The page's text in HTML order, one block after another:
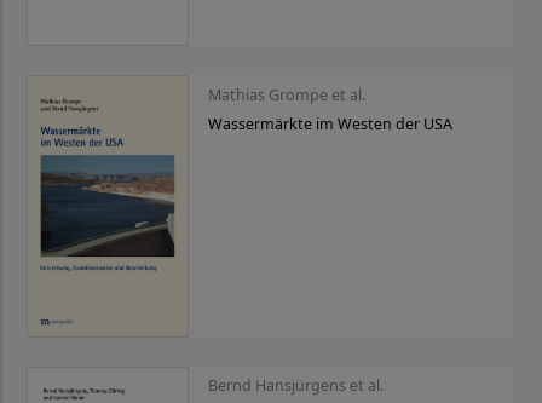
Mathias Grompe et al.
Wassermärkte im Westen der USA
Bernd Hansjürgens et al.